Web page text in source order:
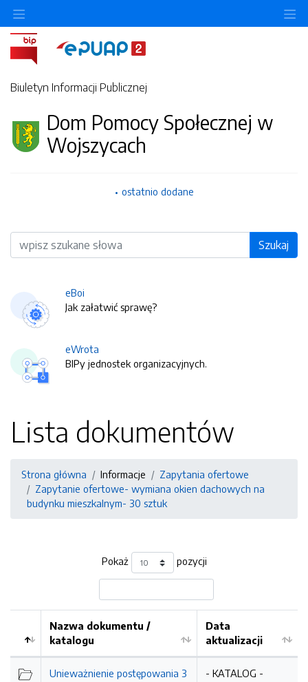
Biuletyn Informacji Publicznej
Dom Pomocy Społecznej w
Wojszycach
ostatnio dodane
Wyszukiwarka Szukaj
eBoi
Jak załatwić sprawę?
eWrota
BIPy jednostek organizacyjnych.
Lista dokumentów
Strona główna Informacje
Zapytania ofertowe
Zapytanie ofertowe- wymiana okien dachowych na
budynku mieszkalnym- 30 sztuk
Pokaż pozycji
Nazwa dokumentu /
katalogu
Data
aktualizacji
Unieważnienie postępowania 3 - KATALOG -